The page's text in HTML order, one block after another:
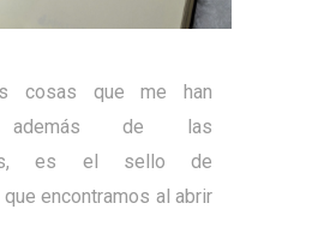
cosas que me han
además de las
es el sello de
encontramos al abrir